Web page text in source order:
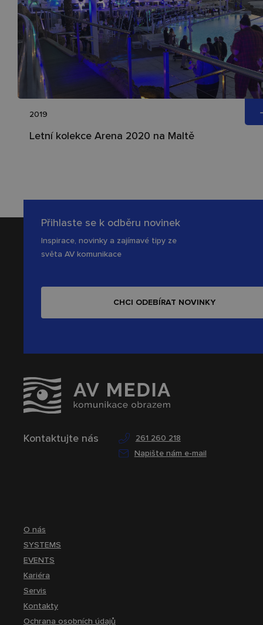
2019
Letní kolekce Arena 2020 na Maltě
Kontaktujte nás
261 260 218
Napište nám e-mail
Přihlaste se k odběru novinek
Inspirace, novinky a zajímavé tipy ze
světa AV komunikace
CHCI ODEBÍRAT NOVINKY
O nás
SYSTEMS
EVENTS
Kariéra
Servis
Kontakty
Ochrana osobních údajů